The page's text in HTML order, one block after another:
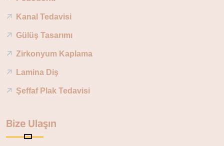
Kanal Tedavisi
Gülüş Tasarımı
Zirkonyum Kaplama
Lamina Diş
Şeffaf Plak Tedavisi
Bize Ulaşın